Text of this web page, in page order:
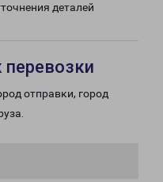
деталей
перевозки
отправки, город